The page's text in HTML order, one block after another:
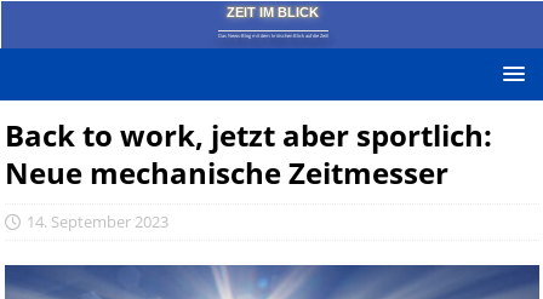
ZEIT IM BLICK
Das News-Blog mit dem kritischen Blick auf die Zeit!
Back to work, jetzt aber sportlich:
Neue mechanische Zeitmesser
14. September 2023